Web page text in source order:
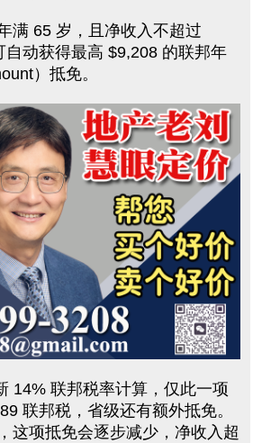
满 65 岁，且净收入不超过
自动获得最高 $9,208 的联邦年
）抵免。
14% 联邦税率计算，仅此一项
联邦税，省级还有额外抵免。
这项抵免会逐步减少，净收入超